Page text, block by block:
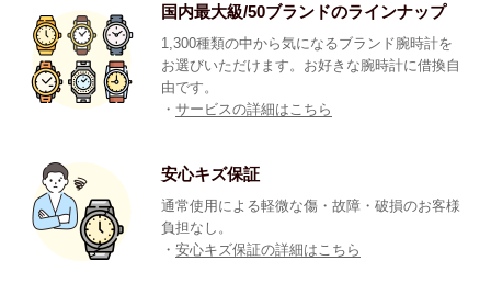
国内最大級/50ブランドのラインナップ
1,300種類の中から気になるブランド腕時計を
お選びいただけます。お好きな腕時計に借換自
由です。
・サービスの詳細はこちら
安心キズ保証
通常使用による軽微な傷・故障・破損のお客様
負担なし。
・安心キズ保証の詳細はこちら